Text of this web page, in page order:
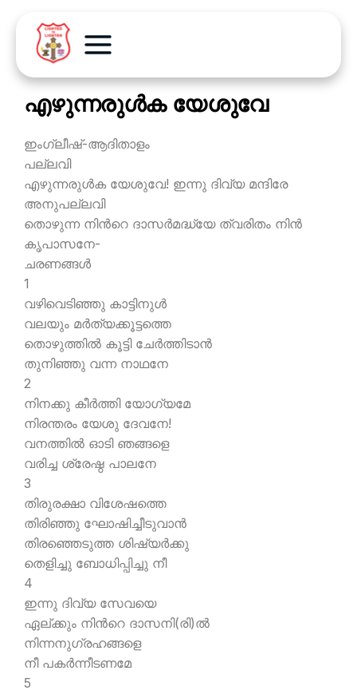
എഴുന്നരുള്‍ക യേശുവേ
ഇംഗ്ലീഷ്-ആദിതാളം
പല്ലവി
എഴുന്നരുള്‍ക യേശുവേ! ഇന്നു ദിവ്യ മന്ദിരേ
അനുപല്ലവി
തൊഴുന്ന നിന്‍റെ ദാസര്‍മദ്ധ്യേ ത്വരിതം നിന്‍
കൃപാസനേ-
ചരണങ്ങള്‍
1
വഴിവെടിഞ്ഞു കാട്ടിനുള്‍
വലയും മര്‍ത്യക്കൂട്ടത്തെ
തൊഴുത്തില്‍ കൂട്ടി ചേര്‍ത്തിടാന്‍
തുനിഞ്ഞു വന്ന നാഥനേ
2
നിനക്കു കീര്‍ത്തി യോഗ്യമേ
നിരന്തരം യേശു ദേവനേ!
വനത്തില്‍ ഓടി ഞങ്ങളെ
വരിച്ച ശ്രേഷ്ഠ പാലനേ
3
തിരുരക്ഷാ വിശേഷത്തെ
തിരിഞ്ഞു ഘോഷിച്ചീടുവാന്‍
തിരഞ്ഞെടുത്ത ശിഷ്യര്‍ക്കു
തെളിച്ചു ബോധിപ്പിച്ചു നീ
4
ഇന്നു ദിവ്യ സേവയെ
ഏല്ക്കും നിന്‍റെ ദാസനി(രി)ല്‍
നിന്നനുഗ്രഹങ്ങളെ
നീ പകര്‍ന്നീടണമേ
5